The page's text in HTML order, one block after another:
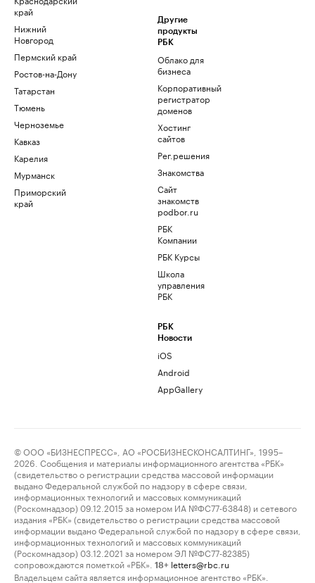
край
Нижний
Новгород
Пермский край
Ростов-на-Дону
Татарстан
Тюмень
Черноземье
Кавказ
Карелия
Мурманск
Приморский
край
Другие
продукты
РБК
Облако для
бизнеса
Корпоративный
регистратор
доменов
Хостинг
сайтов
Рег.решения
Знакомства
Сайт
знакомств
podbor.ru
РБК
Компании
РБК Курсы
Школа
управления
РБК
РБК
Новости
iOS
Android
AppGallery
© ООО «БИЗНЕСПРЕСС», АО «РОСБИЗНЕСКОНСАЛТИНГ», 1995–
2026. Сообщения и материалы информационного агентства «РБК»
(свидетельство о регистрации средства массовой информации
выдано Федеральной службой по надзору в сфере связи,
информационных технологий и массовых коммуникаций
(Роскомнадзор) 09.12.2015 за номером ИА №ФС77-63848) и сетевого
издания «РБК» (свидетельство о регистрации средства массовой
информации выдано Федеральной службой по надзору в сфере связи,
информационных технологий и массовых коммуникаций
(Роскомнадзор) 03.12.2021 за номером ЭЛ №ФС77-82385)
сопровождаются пометкой «РБК».
18+ letters@rbc.ru
Владельцем сайта является информационное агентство «РБК».